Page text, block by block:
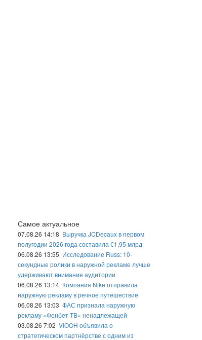
Самое актуальное
07.08.26 14:18 Выручка JCDecaux в первом
полугодии 2026 года составила €1,95 млрд
06.08.26 13:55 Исследование Russ: 10-
секундные ролики в наружной рекламе лучше
удерживают внимание аудитории
06.08.26 13:14 Компания Nike отправила
наружную рекламу в речное путешествие
06.08.26 13:03 ФАС признала наружную
рекламу «Фонбет ТВ» ненадлежащей
03.08.26 7:02 VIOOH объявила о
стратегическом партнёрстве с одним из